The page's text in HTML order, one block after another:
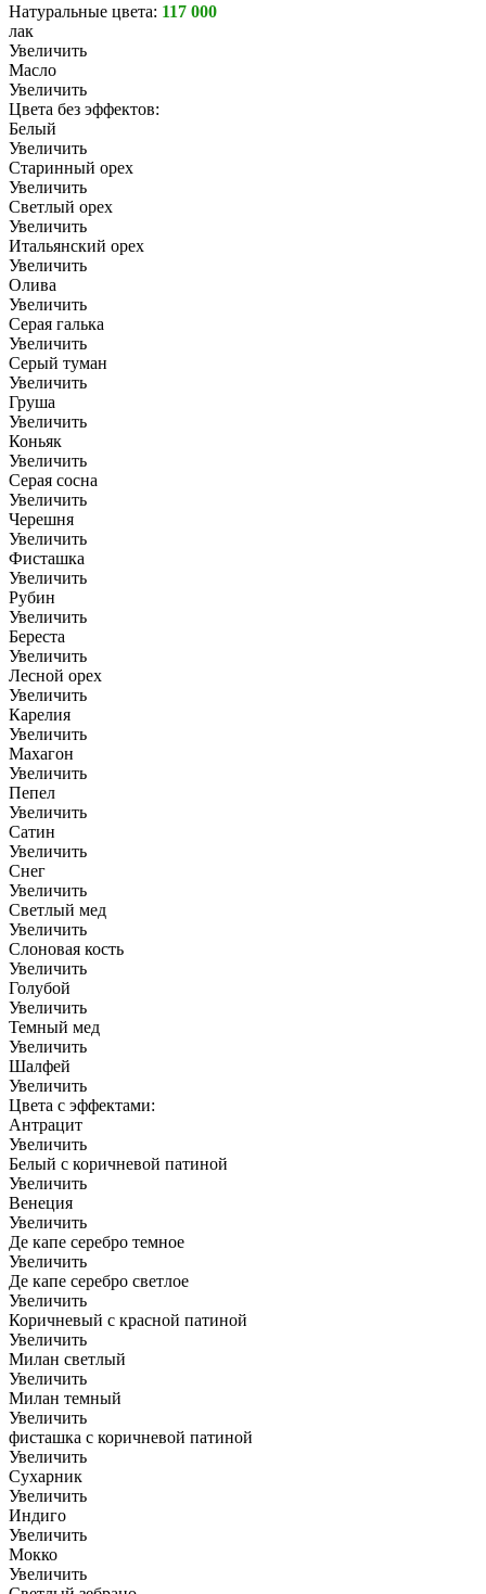
Натуральные цвета: 117 000
лак
Увеличить
Масло
Увеличить
Цвета без эффектов:
Белый
Увеличить
Старинный орех
Увеличить
Светлый орех
Увеличить
Итальянский орех
Увеличить
Олива
Увеличить
Серая галька
Увеличить
Серый туман
Увеличить
Груша
Увеличить
Коньяк
Увеличить
Серая сосна
Увеличить
Черешня
Увеличить
Фисташка
Увеличить
Рубин
Увеличить
Береста
Увеличить
Лесной орех
Увеличить
Карелия
Увеличить
Махагон
Увеличить
Пепел
Увеличить
Сатин
Увеличить
Снег
Увеличить
Светлый мед
Увеличить
Слоновая кость
Увеличить
Голубой
Увеличить
Темный мед
Увеличить
Шалфей
Увеличить
Цвета с эффектами:
Антрацит
Увеличить
Белый с коричневой патиной
Увеличить
Венеция
Увеличить
Де капе серебро темное
Увеличить
Де капе серебро светлое
Увеличить
Коричневый с красной патиной
Увеличить
Милан светлый
Увеличить
Милан темный
Увеличить
фисташка с коричневой патиной
Увеличить
Сухарник
Увеличить
Индиго
Увеличить
Мокко
Увеличить